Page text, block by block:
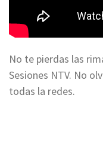
No te pierdas las
Sesiones NTV. No
todas la redes.